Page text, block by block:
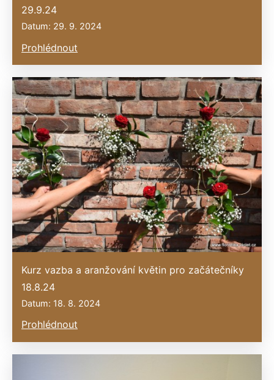
29.9.24
Datum: 29. 9. 2024
Prohlédnout
Kurz vazba a aranžování květin pro začátečníky
18.8.24
Datum: 18. 8. 2024
Prohlédnout